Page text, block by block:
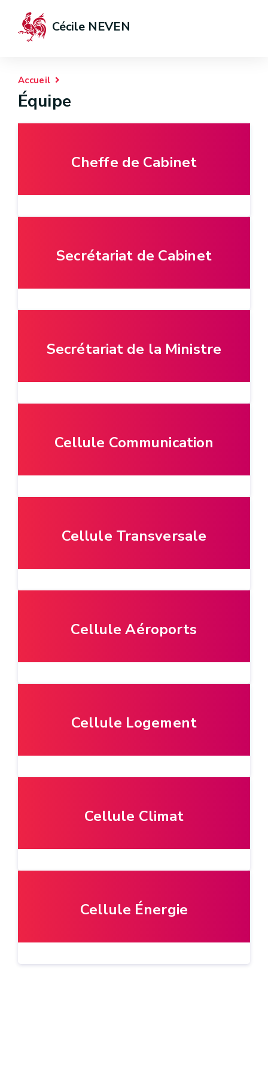
Cécile NEVEN
Accueil
Équipe
Cellule Énergie
Cellule Climat
Cellule Logement
Cellule Aéroports
Cellule Transversale
Cellule Communication
Secrétariat de la Ministre
Secrétariat de Cabinet
Cheffe de Cabinet